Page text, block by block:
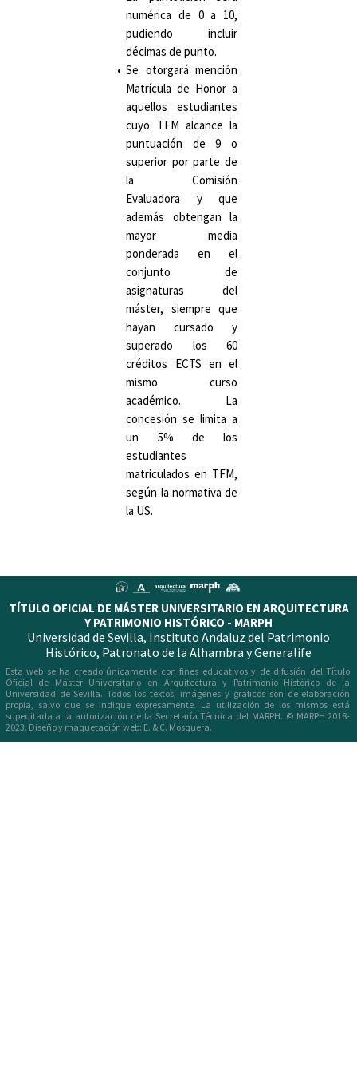
numérica de 0 a 10,
pudiendo incluir
décimas de punto.
Se otorgará mención
Matrícula de Honor a
aquellos estudiantes
cuyo TFM alcance la
puntuación de 9 o
superior por parte de
la Comisión
Evaluadora y que
además obtengan la
mayor media
ponderada en el
conjunto de
asignaturas del
máster, siempre que
hayan cursado y
superado los 60
créditos ECTS en el
mismo curso
académico. La
concesión se limita a
un 5% de los
estudiantes
matriculados en TFM,
según la normativa de
la US.
Esta web se ha creado únicamente con fines educativos y de difusión del Título
Oficial de Máster Universitario en Arquitectura y Patrimonio Histórico de la
Universidad de Sevilla. Todos los textos, imágenes y gráficos son de
elaboración propia, salvo que se indique expresamente. La utilización de los
mismos está supeditada a la autorización de la Secretaría Técnica del MARPH.
© MARPH 2017. Diseño y maquetación web: E. & C. Mosquera.
TÍTULO OFICIAL DE MÁSTER UNIVERSITARIO EN ARQUITECTURA
Y PATRIMONIO HISTÓRICO - MARPH
Universidad de Sevilla, Instituto Andaluz del Patrimonio
Histórico, Patronato de la Alhambra y Generalife
Esta web se ha creado únicamente con fines educativos y de difusión del Título
Oficial de Máster Universitario en Arquitectura y Patrimonio Histórico de la
Universidad de Sevilla. Todos los textos, imágenes y gráficos son de elaboración
propia, salvo que se indique expresamente. La utilización de los mismos está
supeditada a la autorización de la Secretaría Técnica del MARPH. © MARPH 2018-
2023. Diseño y maquetación web: E. & C. Mosquera.